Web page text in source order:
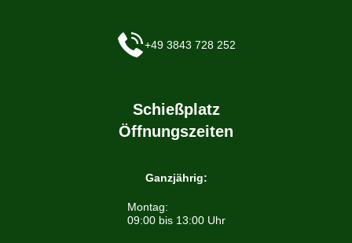
+49 3843 728 252
Schießplatz
Öffnungszeiten
Ganzjährig:
Montag:
09:00 bis 13:00 Uhr